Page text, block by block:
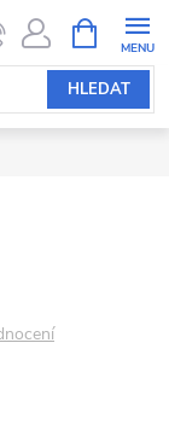
HLEDAT
NÁKUPNÍ
KOŠÍK